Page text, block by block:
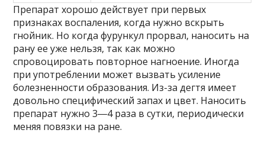
Препарат хорошо действует при первых
признаках воспаления, когда нужно вскрыть
гнойник. Но когда фурункул прорвал, наносить на
рану ее уже нельзя, так как можно
спровоцировать повторное нагноение. Иногда
при употреблении может вызвать усиление
болезненности образования. Из-за дегтя имеет
довольно специфический запах и цвет. Наносить
препарат нужно 3―4 раза в сутки, периодически
меняя повязки на ране.